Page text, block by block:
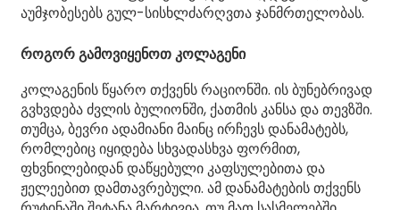
აუმჯობესებს გულ-სისხლძარღვთა ჯანმრთელობას.
როგორ გამოვიყენოთ კოლაგენი
კოლაგენის წყარო თქვენს რაციონში. ის ბუნებრივად
გვხვდება ძვლის ბულიონში, ქათმის კანსა და თევზში.
თუმცა, ბევრი ადამიანი მაინც ირჩევს დანამატებს,
რომლებიც იყიდება სხვადასხვა ფორმით,
ფხვნილებიდან დაწყებული კაფსულებითა და
ჟელეებით დამთავრებული. ამ დანამატების თქვენს